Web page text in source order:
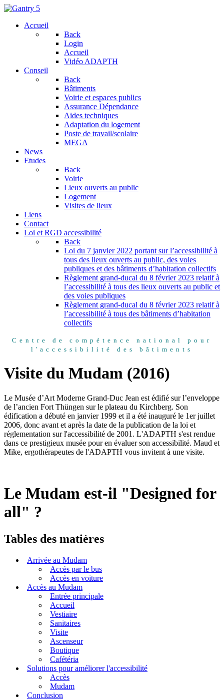
Accueil
Back
Login
Accueil
Vidéo ADAPTH
Conseil
Back
Bâtiments
Voirie et espaces publics
Assurance Dépendance
Aides techniques
Adaptation du logement
Poste de travail/scolaire
MEGA
News
Etudes
Back
Voirie
Lieux ouverts au public
Logement
Visites de lieux
Liens
Contact
Loi et RGD accessibilité
Back
Loi du 7 janvier 2022 portant sur l’accessibilité à
tous des lieux ouverts au public, des voies
publiques et des bâtiments d’habitation collectifs
Règlement grand-ducal du 8 février 2023 relatif à
l’accessibilité à tous des lieux ouverts au public et
des voies publiques
Règlement grand-ducal du 8 février 2023 relatif à
l’accessibilité à tous des bâtiments d’habitation
collectifs
Centre de compétence national pour
l'accessibilité des bâtiments
Visite du Mudam (2016)
Le Musée d’Art Moderne Grand-Duc Jean est édifié sur l’enveloppe
de l’ancien Fort Thüngen sur le plateau du Kirchberg. Son
édification a débuté en janvier 1999 et il a été inauguré le 1er juillet
2006, donc avant et après la date de la publication de la loi et
réglementation sur l'accessibilité de 2001. L'ADAPTH s'est rendue
dans ce prestigieux musée pour en évaluer son accessibilité. Maud et
Mike, ergothérapeutes de l'ADAPTH vous invitent à une visite.
Le Mudam est-il "Designed for
all" ?
Tables des matières
Arrivée au Mudam
Accès par le bus
Accès en voiture
Accès au Mudam
Entrée principale
Accueil
Vestiaire
Sanitaires
Visite
Ascenseur
Boutique
Cafétéria
Solutions pour améliorer l'accessibilité
Accès
Mudam
Conclusion